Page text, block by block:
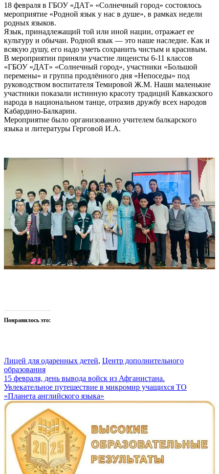
18 февраля в ГБОУ «ДАТ» «Солнечный город» состоялось
мероприятие «Родной язык у нас в душе», в рамках недели
родных языков.
Язык, принадлежащий той или иной нации, отражает ее
культуру и обычаи. Родной язык — это наше наследие. Как и
всякую душу, его надо уметь сохранить чистым и красивым.
В мероприятии приняли участие лицеисты 6-11 классов
«ГБОУ «ДАТ» «Солнечный город», участники «Большой
перемены» и группа продлённого дня «Непоседы» под
руководством воспитателя Темировой Ж.М. Наши маленькие
участники показали истинную красоту традиций Кавказского
народа в национальном танце, отразив дружбу всех народов
Кабардино-Балкарии.
Мероприятие было организованно учителем балкарского
языка и литературы Герговой И.А.
Понравилось это:
Лицей для одаренных детей, Центр дополнительного
образования
Навигация
по
записям
15 февраля, день вывода войск из Афганистана.
Увлекательное путешествие в микромир учащихся ТО
«Планета английского языка»